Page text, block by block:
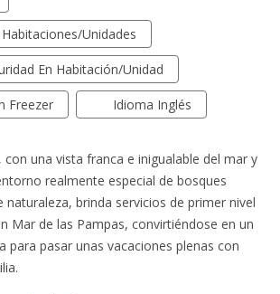
unidades
En Habitación/unidad
Freezer Idioma Inglés
con una vista franca e inigualable del mar y
realmente especial de bosques
naturaleza, brinda servicios de primer nivel
Mar de las Pampas, convirtiéndose en un
para pasar unas vacaciones plenas con